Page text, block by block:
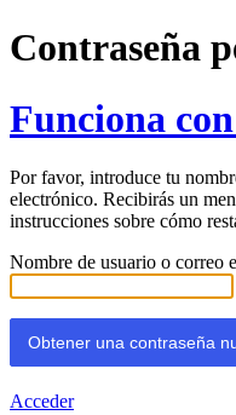
Contraseña
Funciona
Por favor, introduce tu
electrónico. Recibirás un
instrucciones sobre cómo
Nombre de usuario o correo
Acceder